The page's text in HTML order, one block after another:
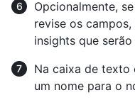
Opcionalmente,
revise os
insights que
Na caixa de texto
um nome para o